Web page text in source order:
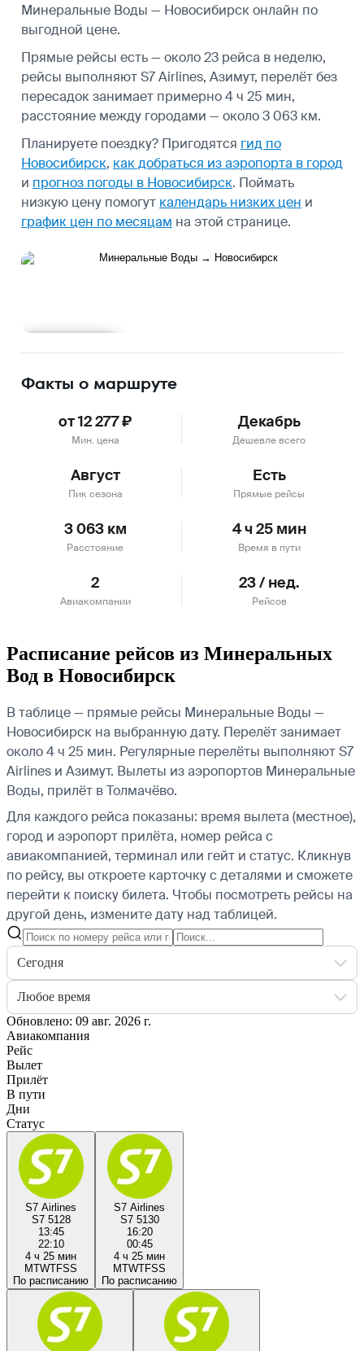
Минеральные Воды — Новосибирск онлайн по
выгодной цене.
Прямые рейсы есть — около 23 рейса в неделю,
рейсы выполняют S7 Airlines, Азимут, перелёт без
пересадок занимает примерно 4 ч 25 мин,
расстояние между городами — около 3 063 км.
Планируете поездку? Пригодятся гид по
Новосибирск, как добраться из аэропорта в город
и прогноз погоды в Новосибирск. Поймать
низкую цену помогут календарь низких цен и
график цен по месяцам на этой странице.
Факты о маршруте
от 12 277 ₽
Мин. цена
Декабрь
Дешевле всего
Август
Пик сезона
Есть
Прямые рейсы
3 063 км
Расстояние
4 ч 25 мин
Время в пути
2
Авиакомпании
23 / нед.
Рейсов
Расписание рейсов из Минеральных
Вод в Новосибирск
В таблице — прямые рейсы Минеральные Воды —
Новосибирск на выбранную дату. Перелёт занимает
около 4 ч 25 мин. Регулярные перелёты выполняют S7
Airlines и Азимут. Вылеты из аэропортов Минеральные
Воды, прилёт в Толмачёво.
Для каждого рейса показаны: время вылета (местное),
город и аэропорт прилёта, номер рейса с
авиакомпанией, терминал или гейт и статус. Кликнув
по рейсу, вы откроете карточку с деталями и сможете
перейти к поиску билета. Чтобы посмотреть рейсы на
другой день, измените дату над таблицей.
Сегодня
Любое время
Обновлено: 09 авг. 2026 г.
Авиакомпания
Рейс
Вылет
Прилёт
В пути
Дни
Статус
S7 Airlines
S7 5128
13:45
22:10
4 ч 25 мин
MTWTFSS
По расписанию
S7 Airlines
S7 5130
16:20
00:45
4 ч 25 мин
MTWTFSS
По расписанию